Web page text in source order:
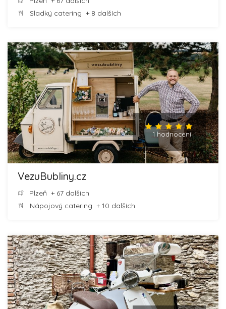
Sladký catering + 8 dalších
1 hodnocení
VezuBubliny.cz
Plzeň + 67 dalších
Nápojový catering + 10 dalších